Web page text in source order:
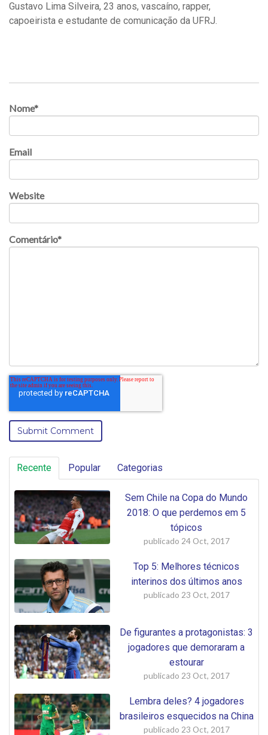
Gustavo Lima Silveira, 23 anos, vascaíno, rapper,
capoeirista e estudante de comunicação da UFRJ.
Nome*
Email
Website
Comentário*
Recente Popular Categorias
Sem Chile na Copa do Mundo
2018: O que perdemos em 5
tópicos
publicado 24 Oct, 2017
Top 5: Melhores técnicos
interinos dos últimos anos
publicado 23 Oct, 2017
De figurantes a protagonistas: 3
jogadores que demoraram a
estourar
publicado 23 Oct, 2017
Lembra deles? 4 jogadores
brasileiros esquecidos na China
publicado 23 Oct, 2017